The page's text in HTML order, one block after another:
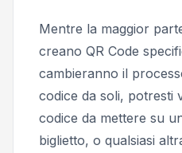
Mentre la maggior
creano QR Code
cambieranno il
codice da soli, potresti
codice da mettere su
biglietto, o qualsiasi